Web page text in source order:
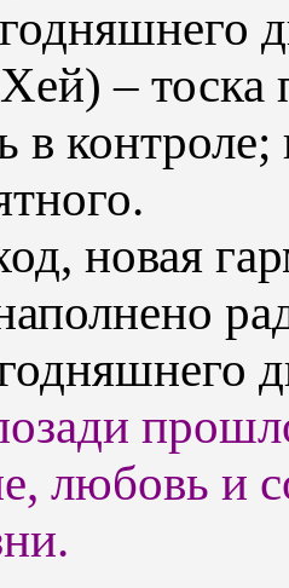
– тоска
в контроле;
новая
любовь и